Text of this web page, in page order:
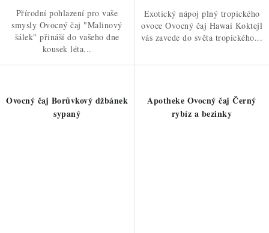
Přírodní pohlazení pro vaše
smysly Ovocný čaj "Malinový
šálek" přináší do vašeho dne
kousek léta...
Exotický nápoj plný tropického
ovoce Ovocný čaj Hawai Koktejl
vás zavede do světa tropického...
Ovocný čaj Borůvkový džbánek
sypaný
Apotheke Ovocný čaj Černý
rybíz a bezinky